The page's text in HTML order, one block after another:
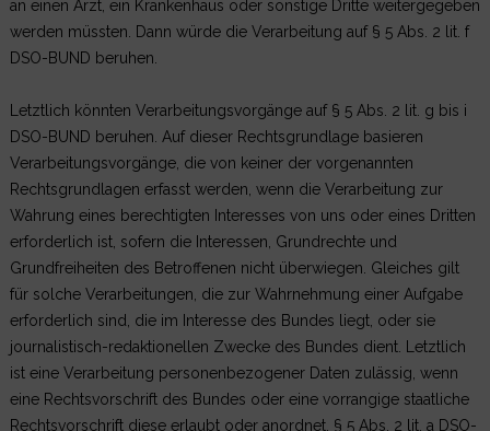
an einen Arzt, ein Krankenhaus oder sonstige Dritte weitergegeben
werden müssten. Dann würde die Verarbeitung auf § 5 Abs. 2 lit. f
DSO-BUND beruhen.
Letztlich könnten Verarbeitungsvorgänge auf § 5 Abs. 2 lit. g bis i
DSO-BUND beruhen. Auf dieser Rechtsgrundlage basieren
Verarbeitungsvorgänge, die von keiner der vorgenannten
Rechtsgrundlagen erfasst werden, wenn die Verarbeitung zur
Wahrung eines berechtigten Interesses von uns oder eines Dritten
erforderlich ist, sofern die Interessen, Grundrechte und
Grundfreiheiten des Betroffenen nicht überwiegen. Gleiches gilt
für solche Verarbeitungen, die zur Wahrnehmung einer Aufgabe
erforderlich sind, die im Interesse des Bundes liegt, oder sie
journalistisch-redaktionellen Zwecke des Bundes dient. Letztlich
ist eine Verarbeitung personenbezogener Daten zulässig, wenn
eine Rechtsvorschrift des Bundes oder eine vorrangige staatliche
Rechtsvorschrift diese erlaubt oder anordnet, § 5 Abs. 2 lit. a DSO-